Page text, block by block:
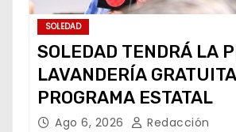
SOLEDAD
SOLEDAD TENDRÁ LA
LAVANDERÍA
PROGRAMA ESTATAL
Ago 6, 2026 Redacción